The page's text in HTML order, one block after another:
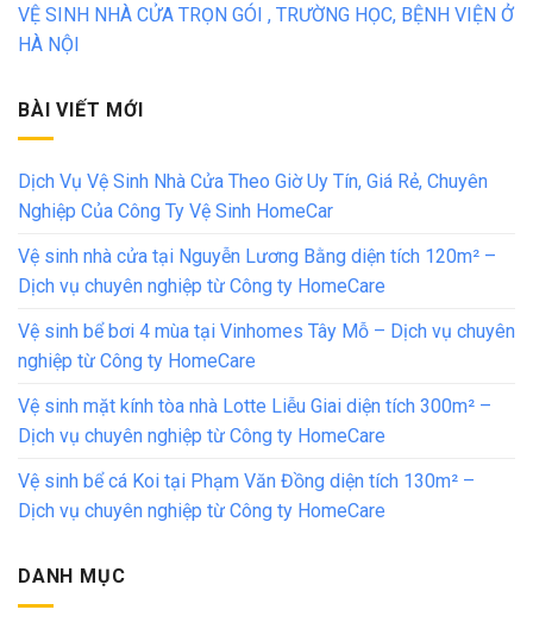
VỆ SINH NHÀ CỬA TRỌN GÓI , TRƯỜNG HỌC, BỆNH VIỆN Ở
HÀ NỘI
BÀI VIẾT MỚI
Dịch Vụ Vệ Sinh Nhà Cửa Theo Giờ Uy Tín, Giá Rẻ, Chuyên
Nghiệp Của Công Ty Vệ Sinh HomeCar
Vệ sinh nhà cửa tại Nguyễn Lương Bằng diện tích 120m² –
Dịch vụ chuyên nghiệp từ Công ty HomeCare
Vệ sinh bể bơi 4 mùa tại Vinhomes Tây Mỗ – Dịch vụ chuyên
nghiệp từ Công ty HomeCare
Vệ sinh mặt kính tòa nhà Lotte Liễu Giai diện tích 300m² –
Dịch vụ chuyên nghiệp từ Công ty HomeCare
Vệ sinh bể cá Koi tại Phạm Văn Đồng diện tích 130m² –
Dịch vụ chuyên nghiệp từ Công ty HomeCare
DANH MỤC